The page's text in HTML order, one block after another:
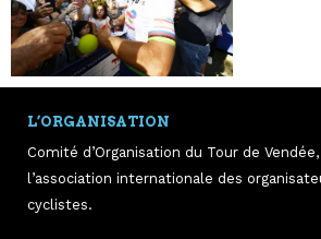
L’ORGANISATION
Comité d’Organisation du Tour de
l’association internationale des
cyclistes.